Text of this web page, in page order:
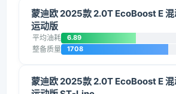
蒙迪欧 2025款 2.0T EcoBoost E 混
运动版
平均油耗 6.89
整备质量 1708
蒙迪欧 2025款 2.0T EcoBoost E 混